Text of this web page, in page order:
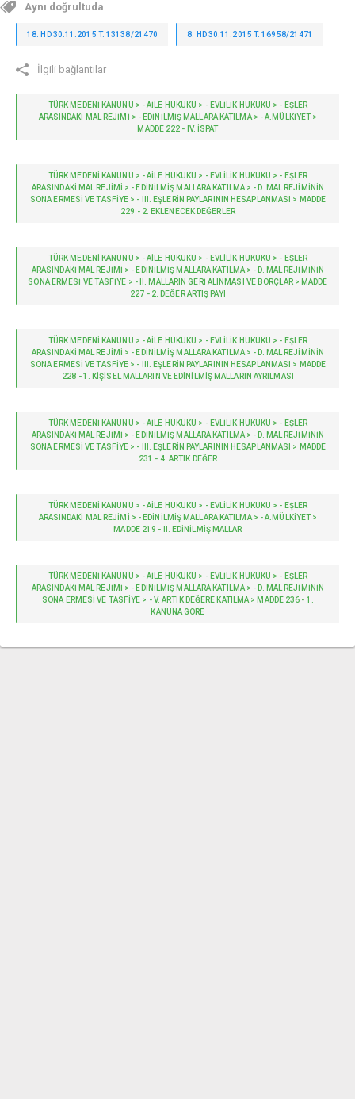
Aynı doğrultuda
18. HD 30.11.2015 T. 13138/21470 8. HD 30.11.2015 T. 16958/21471
İlgili bağlantılar
TÜRK MEDENİ KANUNU > - AILE HUKUKU > - EVLİLİK HUKUKU > - EŞLER
ARASINDAKİ MAL REJİMİ > - EDİNİLMİŞ MALLARA KATILMA > - A.MÜLKIYET >
MADDE 222 - IV. İSPAT
TÜRK MEDENİ KANUNU > - AILE HUKUKU > - EVLİLİK HUKUKU > - EŞLER
ARASINDAKİ MAL REJİMİ > - EDİNİLMİŞ MALLARA KATILMA > - D. MAL REJIMININ
SONA ERMESI VE TASFIYE > - III. EŞLERIN PAYLARININ HESAPLANMASI > MADDE
229 - 2. EKLENECEK DEĞERLER
TÜRK MEDENİ KANUNU > - AILE HUKUKU > - EVLİLİK HUKUKU > - EŞLER
ARASINDAKİ MAL REJİMİ > - EDİNİLMİŞ MALLARA KATILMA > - D. MAL REJIMININ
SONA ERMESI VE TASFIYE > - II. MALLARIN GERI ALINMASI VE BORÇLAR > MADDE
227 - 2. DEĞER ARTIŞ PAYI
TÜRK MEDENİ KANUNU > - AILE HUKUKU > - EVLİLİK HUKUKU > - EŞLER
ARASINDAKİ MAL REJİMİ > - EDİNİLMİŞ MALLARA KATILMA > - D. MAL REJIMININ
SONA ERMESI VE TASFIYE > - III. EŞLERIN PAYLARININ HESAPLANMASI > MADDE
228 - 1. KIŞISEL MALLARIN VE EDINILMIŞ MALLARIN AYRILMASI
TÜRK MEDENİ KANUNU > - AILE HUKUKU > - EVLİLİK HUKUKU > - EŞLER
ARASINDAKİ MAL REJİMİ > - EDİNİLMİŞ MALLARA KATILMA > - D. MAL REJIMININ
SONA ERMESI VE TASFIYE > - III. EŞLERIN PAYLARININ HESAPLANMASI > MADDE
231 - 4. ARTIK DEĞER
TÜRK MEDENİ KANUNU > - AILE HUKUKU > - EVLİLİK HUKUKU > - EŞLER
ARASINDAKİ MAL REJİMİ > - EDİNİLMİŞ MALLARA KATILMA > - A.MÜLKIYET >
MADDE 219 - II. EDINILMIŞ MALLAR
TÜRK MEDENİ KANUNU > - AILE HUKUKU > - EVLİLİK HUKUKU > - EŞLER
ARASINDAKİ MAL REJİMİ > - EDİNİLMİŞ MALLARA KATILMA > - D. MAL REJIMININ
SONA ERMESI VE TASFIYE > - V. ARTIK DEĞERE KATILMA > MADDE 236 - 1.
KANUNA GÖRE